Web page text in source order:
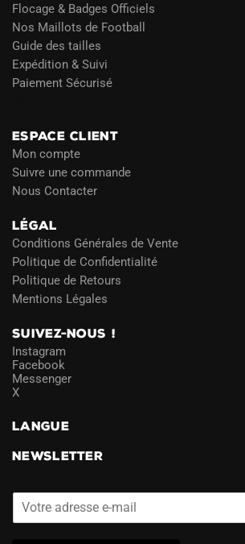
Flocage & Badges Officiels
Nos Maillots de Football
Guide des tailles
Expédition & Suivi
Paiement Sécurisé
ESPACE CLIENT
Mon compte
Suivre une commande
Nous Contacter
LÉGAL
Conditions Générales de Vente
Politique de Confidentialité
Politique de Retours
Mentions Légales
SUIVEZ-NOUS !
Instagram
Facebook
Messenger
X
LANGUE
NEWSLETTER